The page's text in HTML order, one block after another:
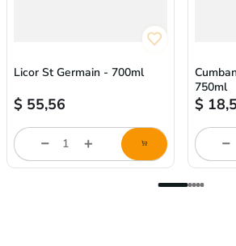
Licor St Germain - 700ml
$ 55,56
store/product-
list.quantityStepper.label
750ml
$